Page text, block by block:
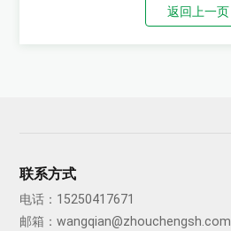
返回上一页
联系方式
电话： 15250417671
邮箱：wangqian@zhouchengsh.com